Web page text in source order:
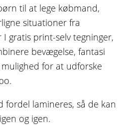
til at lege købmand,
situationer fra
gratis print-selv tegninger,
bevægelse, fantasi
for at udforske
fordel lamineres, så de kan
og igen.